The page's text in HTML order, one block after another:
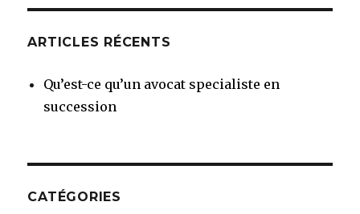
ARTICLES RÉCENTS
Qu’est-ce qu’un avocat specialiste en
succession
CATÉGORIES